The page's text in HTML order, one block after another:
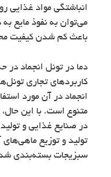
انباشتگی مواد
می‌توان به نفوذ مایع
باعث کم شدن کیفیت
کاربردهای تجاری
انجماد در آن مورد
متنوع است. با این حال،
در صنایع غذایی و
تولید و توزیع
سبزیجات بسته‌بندی